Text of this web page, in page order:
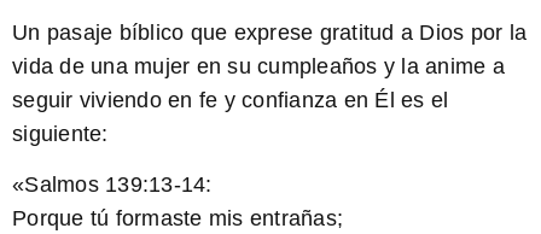
Un pasaje bíblico que exprese gratitud a Dios por la
vida de una mujer en su cumpleaños y la anime a
seguir viviendo en fe y confianza en Él es el
siguiente:
«Salmos 139:13-14:
Porque tú formaste mis entrañas;